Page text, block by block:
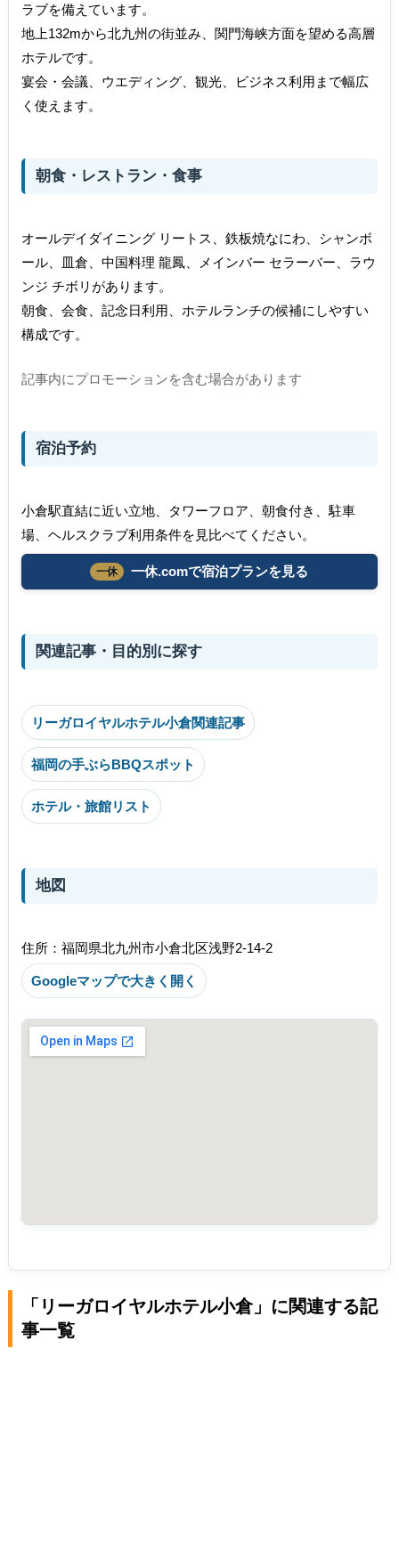
ラブを備えています。
地上132mから北九州の街並み、関門海峡方面を望める高層
ホテルです。
宴会・会議、ウエディング、観光、ビジネス利用まで幅広
く使えます。
朝食・レストラン・食事
オールデイダイニング リートス、鉄板焼なにわ、シャンボ
ール、皿倉、中国料理 龍鳳、メインバー セラーバー、ラウ
ンジ チボリがあります。
朝食、会食、記念日利用、ホテルランチの候補にしやすい
構成です。
記事内にプロモーションを含む場合があります
宿泊予約
小倉駅直結に近い立地、タワーフロア、朝食付き、駐車
場、ヘルスクラブ利用条件を見比べてください。
一休.comで宿泊プランを見る
関連記事・目的別に探す
リーガロイヤルホテル小倉関連記事
福岡の手ぶらBBQスポット
ホテル・旅館リスト
地図
住所：福岡県北九州市小倉北区浅野2-14-2
Googleマップで大きく開く
「リーガロイヤルホテル小倉」に関連する記
事一覧